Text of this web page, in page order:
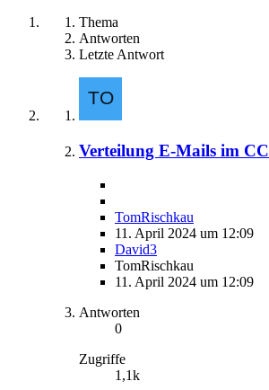
Thema
Antworten
Letzte Antwort
Verteilung E-Mails im CC
TomRischkau
11. April 2024 um 12:09
David3
TomRischkau
11. April 2024 um 12:09
Antworten
0
Zugriffe
1,1k